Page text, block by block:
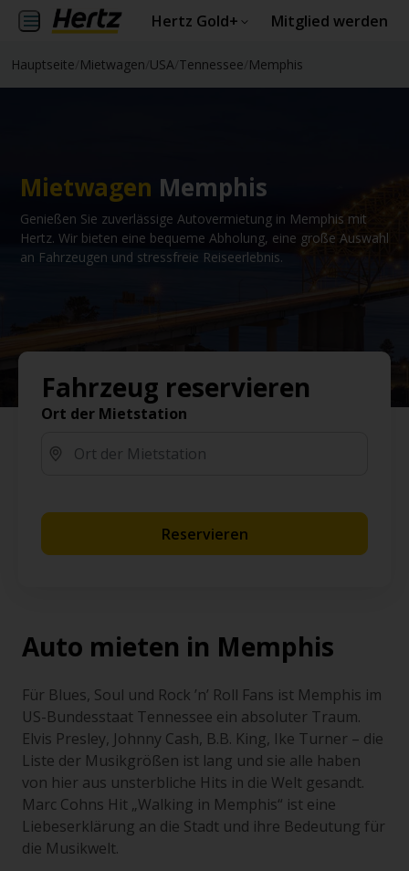
Hertz Gold+ Mitglied werden
Hauptseite Mietwagen USA Tennessee Memphis
Mietwagen Memphis
Genießen Sie zuverlässige Autovermietung in Memphis mit
Hertz. Wir bieten eine bequeme Abholung, eine große Auswahl
an Fahrzeugen und stressfreie Reiseerlebnis.
Fahrzeug reservieren
Ort der Mietstation
Reservieren
Auto mieten in Memphis
Für Blues, Soul und Rock ’n’ Roll Fans ist Memphis im
US-Bundesstaat Tennessee ein absoluter Traum.
Elvis Presley, Johnny Cash, B.B. King, Ike Turner – die
Liste der Musikgrößen ist lang und sie alle haben
von hier aus unsterbliche Hits in die Welt gesandt.
Marc Cohns Hit „Walking in Memphis“ ist eine
Liebeserklärung an die Stadt und ihre Bedeutung für
die Musikwelt.